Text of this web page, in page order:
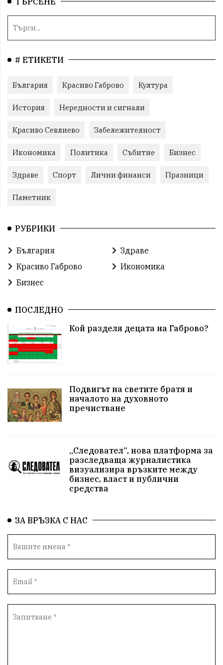
# ЕТИКЕТИ
България Красиво Габрово Култура
История Нередности и сигнали
Красиво Севлиево Забележителност
Икономика Политика Събитие Бизнес
Здраве Спорт Лични финанси Празници
Паметник
РУБРИКИ
България
Здраве
Красиво Габрово
Икономика
Бизнес
ПОСЛЕДНО
Кой разделя децата на Габрово?
Подвигът на светите братя и
началото на духовното
пречистване
„Следовател“, нова платформа за
разследваща журналистика
визуализира връзките между
бизнес, власт и публични
средства
ЗА ВРЪЗКА С НАС